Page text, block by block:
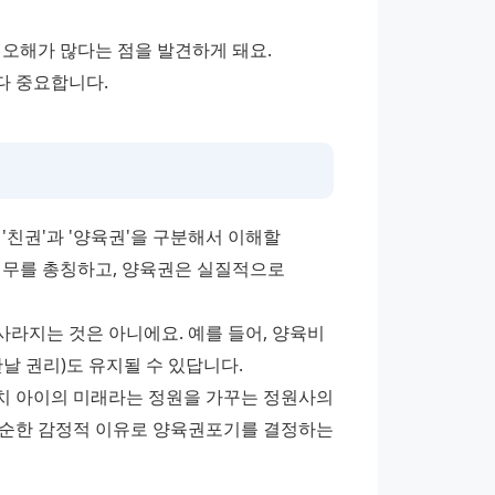
중요합니다.
권'과 '양육권'을 구분해서 이해할
를 총칭하고, 양육권은 실질적으로
지는 것은 아니에요. 예를 들어, 양육비
권리)도 유지될 수 있답니다.
아이의 미래라는 정원을 가꾸는 정원사의
한 감정적 이유로 양육권포기를 결정하는